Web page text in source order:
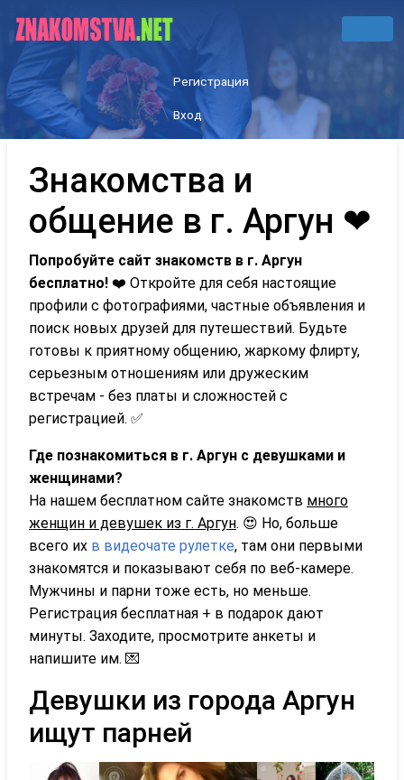
Регистрация
Вход
Знакомства и
общение в г. Аргун ❤
Попробуйте сайт знакомств в г. Аргун
бесплатно! ❤️ Откройте для себя настоящие
профили с фотографиями, частные объявления и
поиск новых друзей для путешествий. Будьте
готовы к приятному общению, жаркому флирту,
серьезным отношениям или дружеским
встречам - без платы и сложностей с
регистрацией. ✅
Где познакомиться в г. Аргун с девушками и
женщинами?
На нашем бесплатном сайте знакомств много
женщин и девушек из г. Аргун. 😍 Но, больше
всего их в видеочате рулетке, там они первыми
знакомятся и показывают себя по веб-камере.
Мужчины и парни тоже есть, но меньше.
Регистрация бесплатная + в подарок дают
минуты. Заходите, просмотрите анкеты и
напишите им. 💌
Девушки из города Аргун
ищут парней